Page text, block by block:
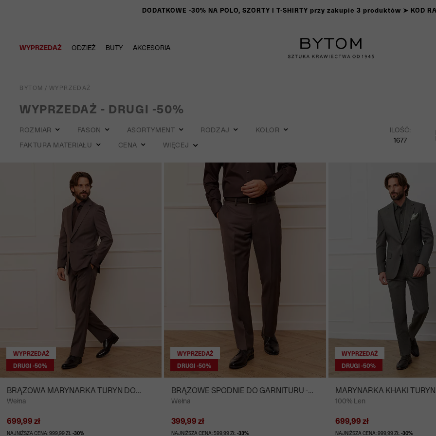
DODATKOWE -30% NA POLO, SZORTY I T-SHIRTY przy zakupie 3 produktów ➤ KOD
WYPRZEDAŻ ODZIEŻ BUTY AKCESORIA
BYTOM / WYPRZEDAŻ
WYPRZEDAŻ - DRUGI -50%
ROZMIAR FASON ASORTYMENT RODZAJ
KOLOR
FAKTURA MATERIAŁU
CENA WIĘCEJ
ILOŚĆ:
1677
WYPRZEDAŻ
DRUGI -50%
BRĄZOWA MARYNARKA TURYN DO
GARNITURU - MIKSUJ I ŁĄCZ
Wełna
699,99 zł
NAJNIŻSZA CENA: 999,99 ZŁ-30%
WYPRZEDAŻ
DRUGI -50%
BRĄZOWE SPODNIE DO GARNITURU -
MIKSUJ I ŁĄCZ
Wełna
399,99 zł
NAJNIŻSZA CENA: 599,99 ZŁ -33%
WYPRZEDAŻ
DRUGI -50%
MARYNARKA KHAKI
GARNITURU - MIKSUJ I
100% Len
699,99 zł
NAJNIŻSZA CENA: 999,99 ZŁ -30%